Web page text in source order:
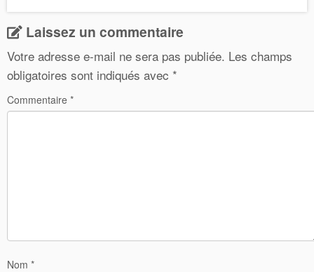
Laissez un commentaire
Votre adresse e-mail ne sera pas publiée. Les champs
obligatoires sont indiqués avec *
Commentaire *
Nom *